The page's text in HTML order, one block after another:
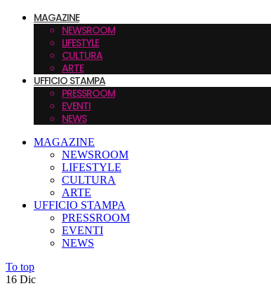
MAGAZINE
NEWSROOM
LIFESTYLE
CULTURA
ARTE
UFFICIO STAMPA
PRESSROOM
EVENTI
NEWS
MAGAZINE
NEWSROOM
LIFESTYLE
CULTURA
ARTE
UFFICIO STAMPA
PRESSROOM
EVENTI
NEWS
To top
16 Dic